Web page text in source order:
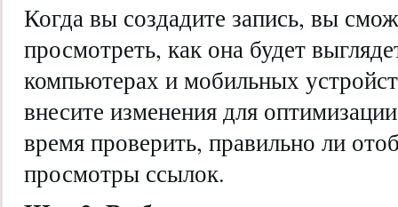
Когда вы создадите запись, вы
просмотреть, как она будет
компьютерах и мобильных
внесите изменения для
время проверить, правильно ли
просмотры ссылок.